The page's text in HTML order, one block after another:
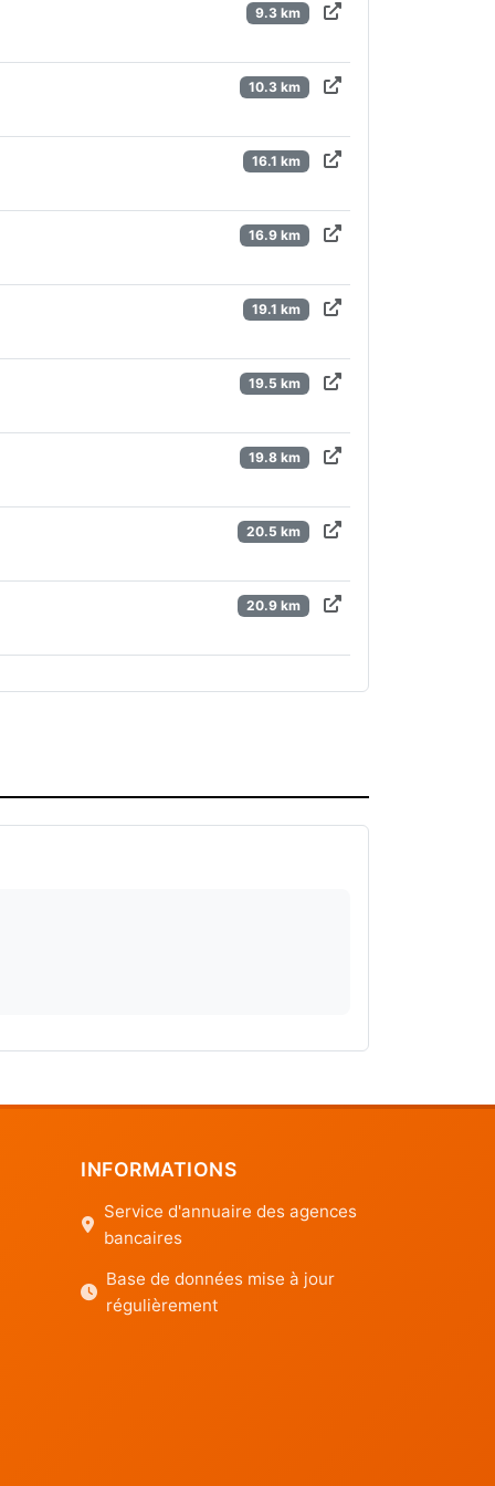
9.3 km
10.3 km
16.1 km
16.9 km
19.1 km
19.5 km
19.8 km
20.5 km
20.9 km
INFORMATIONS
Service d'annuaire des agences
bancaires
Base de données mise à jour
régulièrement